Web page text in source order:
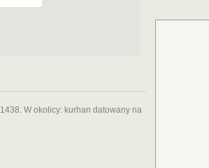
W okolicy: kurhan datowany na